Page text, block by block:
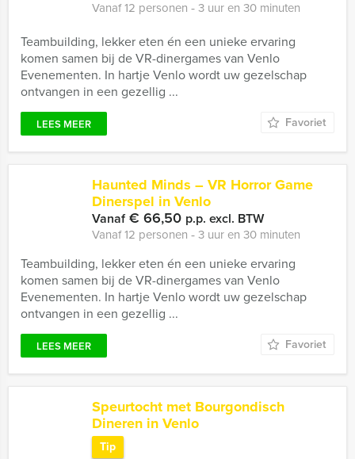
Vanaf 12 personen ‐ 3 uur en 30 minuten
Teambuilding, lekker eten én een unieke ervaring
komen samen bij de VR-dinergames van Venlo
Evenementen. In hartje Venlo wordt uw gezelschap
ontvangen in een gezellig ...
LEES MEER Favoriet
Haunted Minds – VR Horror Game
Dinerspel in Venlo
Vanaf€ 66,50 p.p. excl. BTW
Vanaf 12 personen ‐ 3 uur en 30 minuten
Teambuilding, lekker eten én een unieke ervaring
komen samen bij de VR-dinergames van Venlo
Evenementen. In hartje Venlo wordt uw gezelschap
ontvangen in een gezellig ...
LEES MEER Favoriet
Speurtocht met Bourgondisch
Dineren in Venlo
Tip